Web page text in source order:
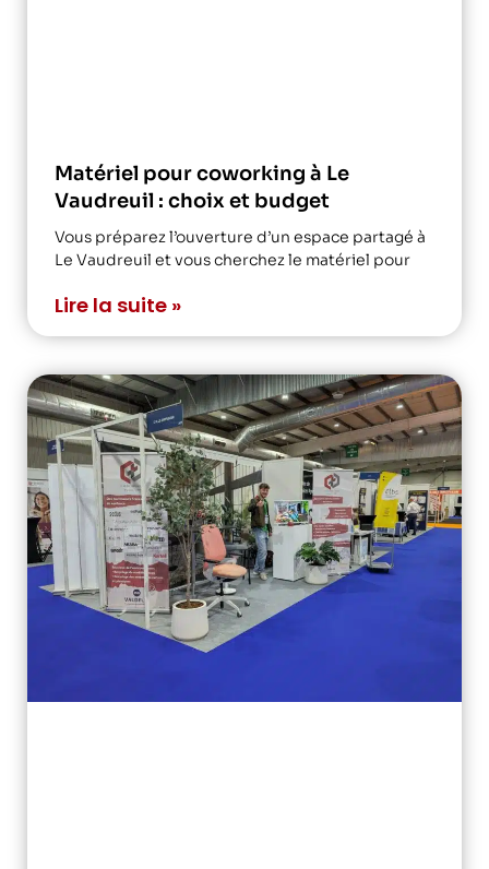
Matériel pour coworking à Le
Vaudreuil : choix et budget
Vous préparez l’ouverture d’un espace partagé à
Le Vaudreuil et vous cherchez le matériel pour
Lire la suite »